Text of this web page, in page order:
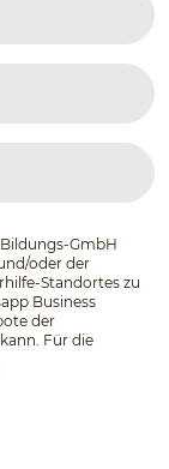
GmbH
oder der
Standortes zu
Business
der
Für die